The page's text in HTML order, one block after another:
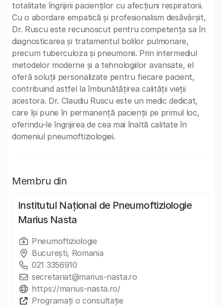
totalitate îngrijirii pacienților cu afecțiuni respiratorii.
Cu o abordare empatică și profesionalism desăvârșit,
Dr. Ruscu este recunoscut pentru competența sa în
diagnosticarea și tratamentul bolilor pulmonare,
precum tuberculoza și pneumonii. Prin intermediul
metodelor moderne și a tehnologiilor avansate, el
oferă soluții personalizate pentru fiecare pacient,
contribuind astfel la îmbunătățirea calității vieții
acestora. Dr. Claudiu Ruscu este un medic dedicat,
care își pune în permanență pacienții pe primul loc,
oferindu-le îngrijirea de cea mai înaltă calitate în
domeniul pneumoftiziologiei.
Membru din
Institutul Național de Pneumoftiziologie
Marius Nasta
Pneumoftiziologie
București, Romania
021 3356910
secretariat@marius-nasta.ro
https://marius-nasta.ro/
Programați o consultație